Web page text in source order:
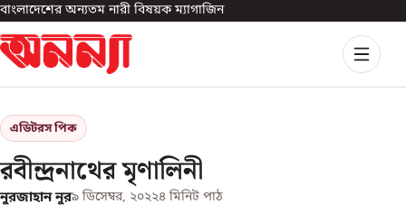
বাংলাদেশের অন্যতম নারী বিষয়ক ম্যাগাজিন
এডিটরস পিক
রবীন্দ্রনাথের মৃণালিনী
নুরজাহান নুর৯ ডিসেম্বর, ২০২২৪ মিনিট পাঠ